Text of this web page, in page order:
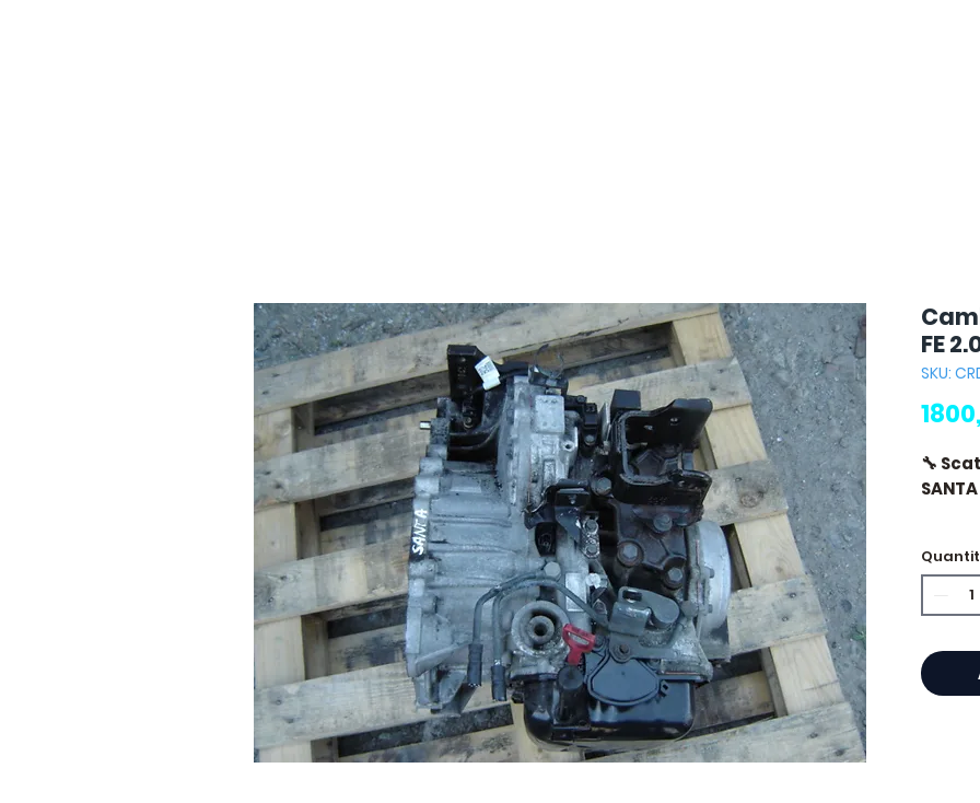
FE
SKU:
🔧
⭐